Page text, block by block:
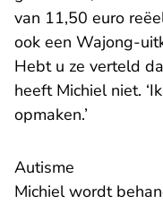
van 11,50 euro
ook een Wajong-
Hebt u ze verteld
heeft Michiel niet.
opmaken.’
Autisme
Michiel wordt